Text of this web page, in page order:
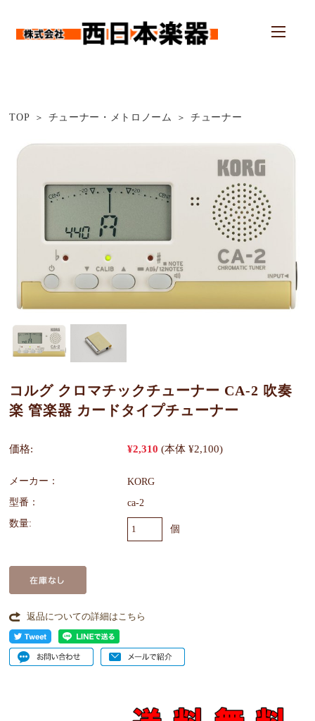
TOP チューナー・メトロノーム チューナー
コルグ クロマチックチューナー CA-2 吹奏
楽 管楽器 カードタイプチューナー
価格: ¥2,310 (本体 ¥2,100)
メーカー：
KORG
型番：
ca-2
数量:
個
返品についての詳細はこちら